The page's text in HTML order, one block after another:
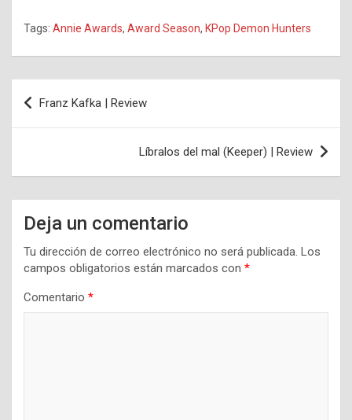
Tags: Annie Awards, Award Season, KPop Demon Hunters
Navegación
de
Franz Kafka | Review
Líbralos del mal (Keeper) | Review
Deja un comentario
Tu dirección de correo electrónico no será publicada. Los
campos obligatorios están marcados con *
Comentario *